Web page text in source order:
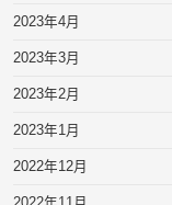
2023年4月
2023年3月
2023年2月
2023年1月
2022年12月